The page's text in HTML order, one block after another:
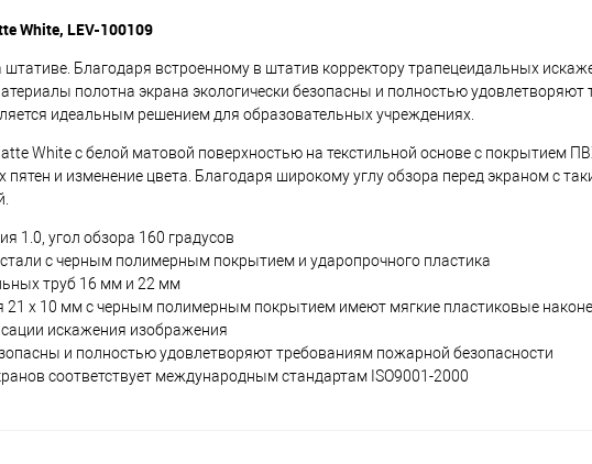
White, LEV-100109
Благодаря встроенному в штатив корректору трапецеидальных
полотна экрана экологически безопасны и полностью удовлетворяют
идеальным решением для образовательных учреждениях.
White с белой матовой поверхностью на текстильной основе с покрытием
пятен и изменение цвета. Благодаря широкому углу обзора перед экраном с
1.0, угол обзора 160 градусов
с черным полимерным покрытием и ударопрочного пластика
труб 16 мм и 22 мм
21 x 10 мм с черным полимерным покрытием имеют мягкие пластиковые
искажения изображения
и полностью удовлетворяют требованиям пожарной безопасности
соответствует международным стандартам ISO9001-2000